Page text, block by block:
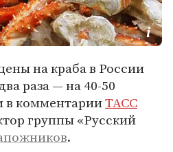
на краба в России
раза — на 40-50
в комментарииТАСС
группы «Русский
.